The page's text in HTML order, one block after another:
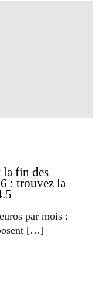
la fin des
: trouvez la
par mois :